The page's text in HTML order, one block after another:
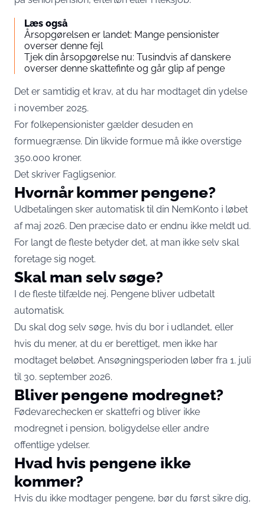
Læs også
Årsopgørelsen er landet: Mange pensionister
overser denne fejl
Tjek din årsopgørelse nu: Tusindvis af danskere
overser denne skattefinte og går glip af penge
Det er samtidig et krav, at du har modtaget din ydelse
i november 2025.
For folkepensionister gælder desuden en
formuegrænse. Din likvide formue må ikke overstige
350.000 kroner.
Det skriver Fagligsenior.
Hvornår kommer pengene?
Udbetalingen sker automatisk til din NemKonto i løbet
af maj 2026. Den præcise dato er endnu ikke meldt ud.
For langt de fleste betyder det, at man ikke selv skal
foretage sig noget.
Skal man selv søge?
I de fleste tilfælde nej. Pengene bliver udbetalt
automatisk.
Du skal dog selv søge, hvis du bor i udlandet, eller
hvis du mener, at du er berettiget, men ikke har
modtaget beløbet. Ansøgningsperioden løber fra 1. juli
til 30. september 2026.
Bliver pengene modregnet?
Fødevarechecken er skattefri og bliver ikke
modregnet i pension, boligydelse eller andre
offentlige ydelser.
Hvad hvis pengene ikke
kommer?
Hvis du ikke modtager pengene, bør du først sikre dig,